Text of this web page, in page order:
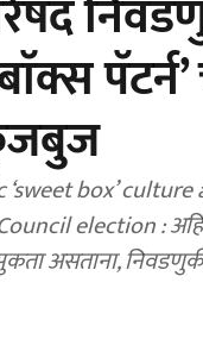
box’
election :
असताना,